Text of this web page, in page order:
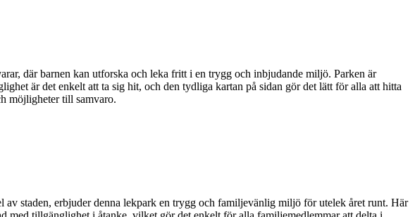
där barnen kan utforska och leka fritt i en trygg och inbjudande miljö. Parken är
är det enkelt att ta sig hit, och den tydliga kartan på sidan gör det lätt för alla att hitta
möjligheter till samvaro.
staden, erbjuder denna lekpark en trygg och familjevänlig miljö för utelek året runt. Här